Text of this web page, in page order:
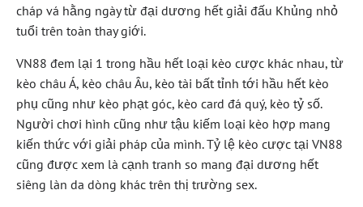
cháp vá hằng ngày từ đại dương hết giải đấu Khủng nhỏ
tuổi trên toàn thay giới.
VN88 đem lại 1 trong hầu hết loại kèo cược khác nhau, từ
kèo châu Á, kèo châu Âu, kèo tài bất tỉnh tới hầu hết kèo
phụ cũng như kèo phạt góc, kèo card đá quý, kèo tỷ số.
Người chơi hình cũng như tậu kiếm loại kèo hợp mang
kiến thức với giải pháp của mình. Tỷ lệ kèo cược tại VN88
cũng được xem là cạnh tranh so mang đại dương hết
siêng làn da dòng khác trên thị trường sex.